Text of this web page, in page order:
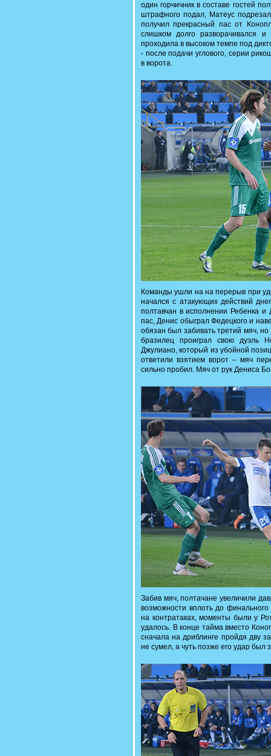
один горчичник в составе гостей
штрафного подал, Матеус
получил прекрасный пас от
слишком долго разворачивался
проходила в высоком темпе под
- после подачи углового, серии
в ворота.
Команды ушли на на перерыв при
начался с атакующих действий
полтавчан в исполнении Ребенка
пас, Денис обыграл Федецкого и
обязан был забивать третий мяч,
бразилец проиграл свою дуэль
Джулиано, который из убойной
ответили взятием ворот – мяч
сильно пробил. Мяч от рук Дениса
Забив мяч, полтачане увеличили
возможности вплоть до
на контратаках, моменты были у
удалось. В конце тайма вместо
сначала на дриблинге пройдя дву
не сумел, а чуть позже его удар был